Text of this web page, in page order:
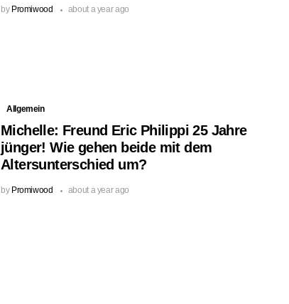
by Promiwood about a year ago
Allgemein
Michelle: Freund Eric Philippi 25 Jahre
jünger! Wie gehen beide mit dem
Altersunterschied um?
by Promiwood about a year ago